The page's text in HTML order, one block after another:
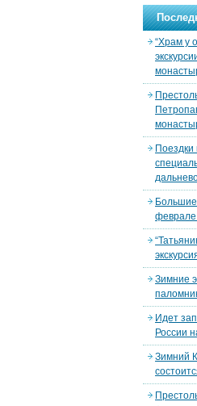
“Храм у
Поездки
Большие
Зимние
Идет
России
Зимний